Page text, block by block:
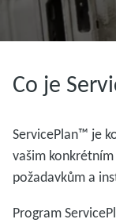
Co je
ServicePlan™ je
vašim
požadavkům a
Program